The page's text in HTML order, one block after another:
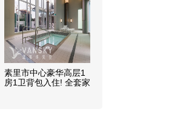
素里市中心豪华高层1
房1卫背包入住! 全套家